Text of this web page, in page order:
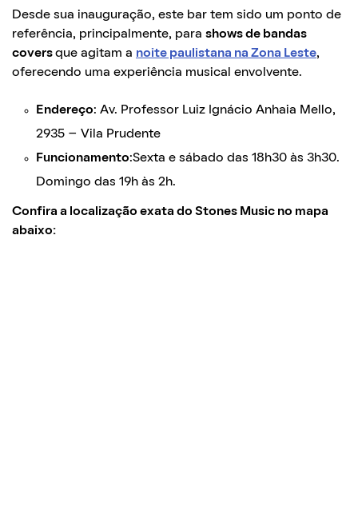
Desde sua inauguração, este bar tem sido um ponto de
referência, principalmente, para shows de bandas
covers que agitam a noite paulistana na Zona Leste,
oferecendo uma experiência musical envolvente.
Endereço: Av. Professor Luiz Ignácio Anhaia Mello,
2935 – Vila Prudente
Funcionamento:Sexta e sábado das 18h30 às 3h30.
Domingo das 19h às 2h.
Confira a localização exata do Stones Music no mapa
abaixo: